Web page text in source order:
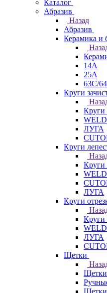
Каталог
Абразив
Назад
Абразив
Керамика и
14А
25А
63С/
Круги
Круги
ЛУГА
Круги
Круги
ЛУГА
Круги
Круги
ЛУГА
Щетки
Щетки
Щетки